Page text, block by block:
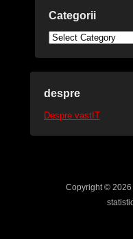
Categorii
Categorii
despre
Despre vastIT
Copyright © 2026